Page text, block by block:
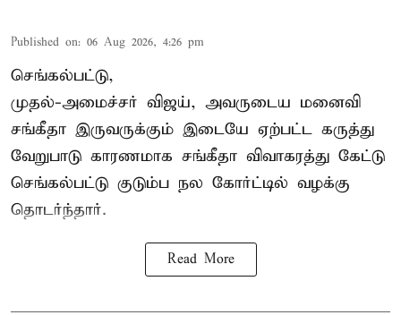
Published on: 06 Aug 2026, 4:26 pm
செங்கல்பட்டு,
முதல்-அமைச்சர் விஜய், அவருடைய மனைவி
சங்கீதா இருவருக்கும் இடையே ஏற்பட்ட கருத்து
வேறுபாடு காரணமாக சங்கீதா விவாகரத்து கேட்டு
செங்கல்பட்டு குடும்ப நல கோர்ட்டில் வழக்கு
தொடர்ந்தார்.
Read More